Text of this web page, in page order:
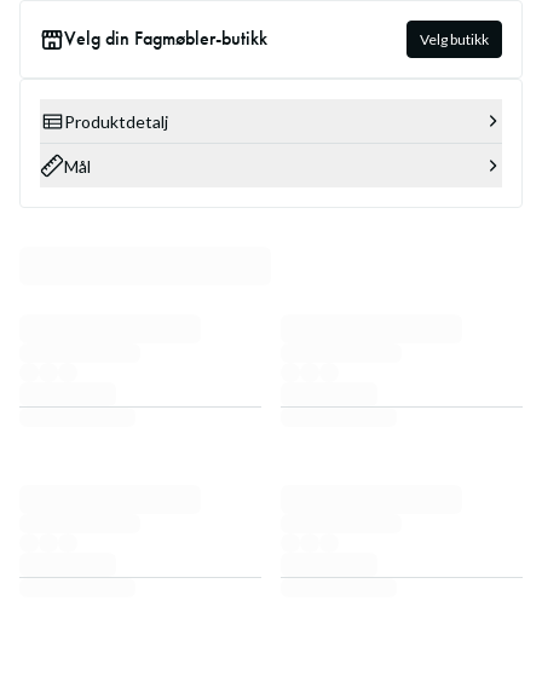
Velg din Fagmøbler-butikk Velg butikk
Produktdetalj
Mål